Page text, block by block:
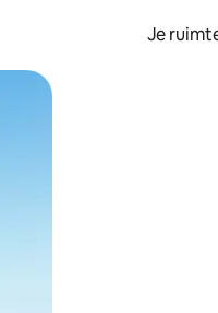
Je